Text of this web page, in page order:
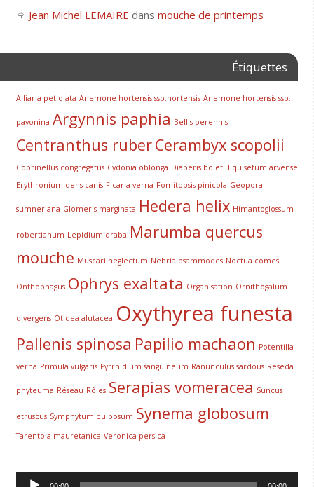
Jean Michel LEMAIRE dans mouche de printemps
Étiquettes
Alliaria petiolata Anemone hortensis ssp.hortensis Anemone hortensis ssp.
pavonina Argynnis paphia Bellis perennis
Centranthus ruberCerambyx scopolii
Coprinellus congregatus Cydonia oblonga Diaperis boleti Equisetum arvense
Erythronium dens-canis Ficaria verna Fomitopsis pinicola Geopora
sumneriana Glomeris marginata Hedera helix Himantoglossum
robertianum Lepidium draba Marumba quercus
mouche Muscari neglectum Nebria psammodes Noctua comes
Onthophagus Ophrys exaltata Organisation Ornithogalum
divergens Otidea alutacea Oxythyrea funesta
Pallenis spinosa Papilio machaon Potentilla
verna Primula vulgaris Pyrrhidium sanguineum Ranunculus sardous Reseda
phyteuma Réseau Rôles Serapias vomeracea Suncus
etruscus Symphytum bulbosum Synema globosum
Tarentola mauretanica Veronica persica
Lecteur